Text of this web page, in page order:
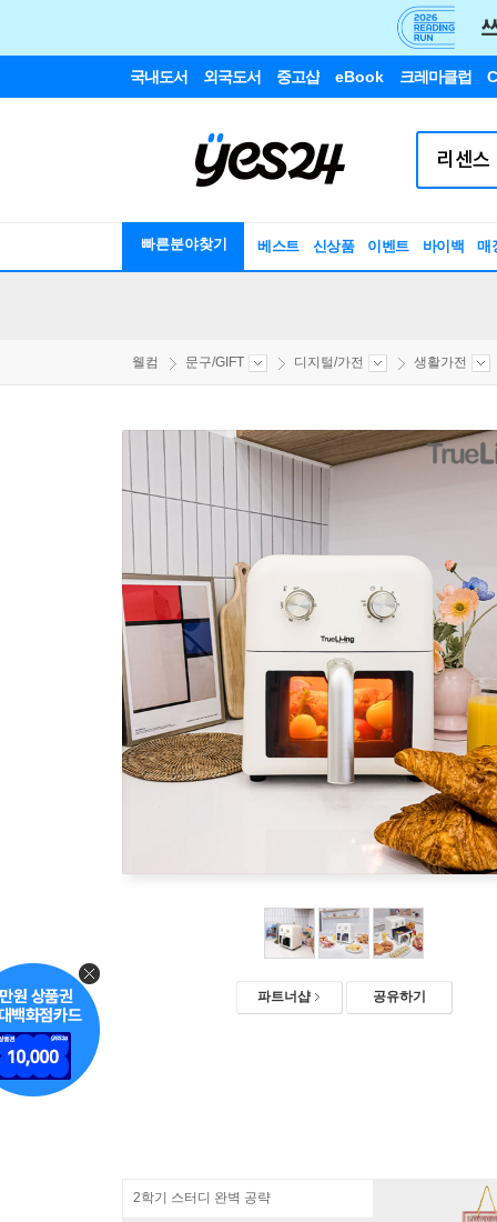
국내도서 외국도서 중고샵 eBook 크레마클럽
빠른분야찾기 베스트 신상품 이벤트 바이백 매
웰컴 문구/GIFT 디지털/가전 생활가전
파트너샵 공유하기
2학기 스터디 완벽 공략